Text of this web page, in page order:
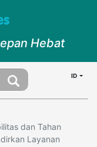
Hebat
ID
dan Tahan
Layanan